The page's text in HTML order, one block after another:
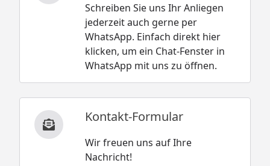
Schreiben Sie uns Ihr Anliegen
jederzeit auch gerne per
WhatsApp. Einfach direkt hier
klicken, um ein Chat-Fenster in
WhatsApp mit uns zu öffnen.
Kontakt-Formular
Wir freuen uns auf Ihre
Nachricht!